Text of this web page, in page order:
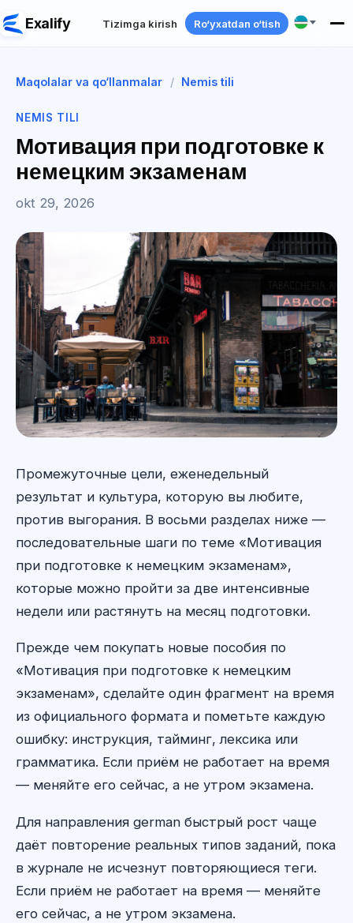
Exalify Tizimga kirish Ro‘yxatdan o‘tish
Maqolalar va qo‘llanmalar / Nemis tili
NEMIS TILI
Мотивация при подготовке к
немецким экзаменам
okt 29, 2026
Промежуточные цели, еженедельный
результат и культура, которую вы любите,
против выгорания. В восьми разделах ниже —
последовательные шаги по теме «Мотивация
при подготовке к немецким экзаменам»,
которые можно пройти за две интенсивные
недели или растянуть на месяц подготовки.
Прежде чем покупать новые пособия по
«Мотивация при подготовке к немецким
экзаменам», сделайте один фрагмент на время
из официального формата и пометьте каждую
ошибку: инструкция, тайминг, лексика или
грамматика. Если приём не работает на время
— меняйте его сейчас, а не утром экзамена.
Для направления german быстрый рост чаще
даёт повторение реальных типов заданий, пока
в журнале не исчезнут повторяющиеся теги.
Если приём не работает на время — меняйте
его сейчас, а не утром экзамена.